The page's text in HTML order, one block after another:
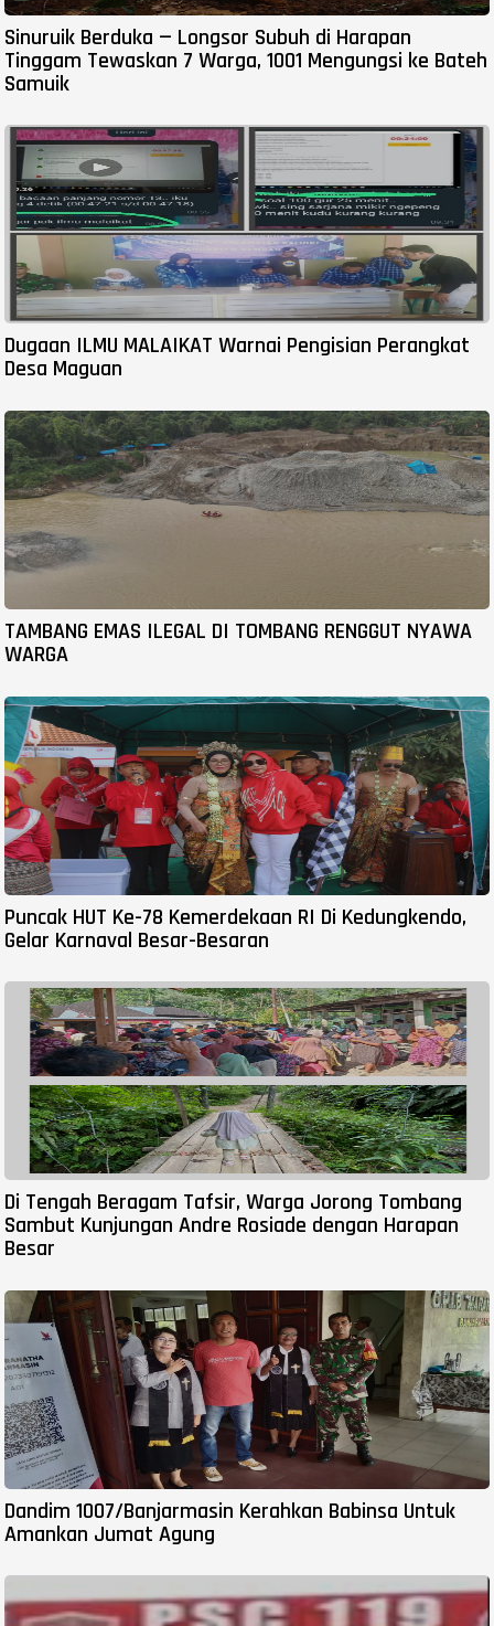
Sinuruik Berduka — Longsor Subuh di Harapan
Tinggam Tewaskan 7 Warga, 1001 Mengungsi ke Bateh
Samuik
Dugaan ILMU MALAIKAT Warnai Pengisian Perangkat
Desa Maguan
TAMBANG EMAS ILEGAL DI TOMBANG RENGGUT NYAWA
WARGA
Puncak HUT Ke-78 Kemerdekaan RI Di Kedungkendo,
Gelar Karnaval Besar-Besaran
Di Tengah Beragam Tafsir, Warga Jorong Tombang
Sambut Kunjungan Andre Rosiade dengan Harapan
Besar
Dandim 1007/Banjarmasin Kerahkan Babinsa Untuk
Amankan Jumat Agung